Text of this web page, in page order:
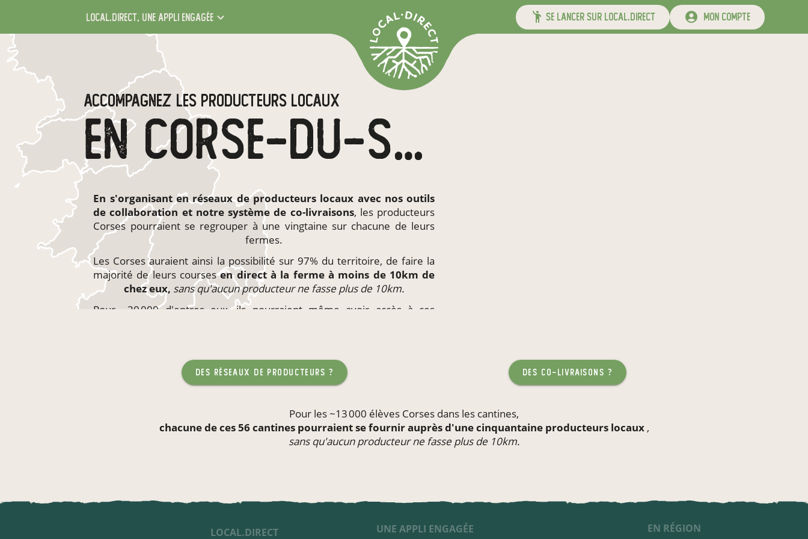
local.direct, une appli engagée se lancer sur local.direct mon compte
ACCOMPAGNEZ LES PRODUCTEURS LOCAUX
EN CORSE-DU-SUD
En s'organisant enréseaux de producteurs locaux avec nos outils
de collaboration et notre système de co-livraisons, les producteurs
Corses pourraient se regrouper à une vingtaine sur chacune de leurs
fermes.
Les Corses auraient ainsi la possibilité sur 97% du territoire, de faire la
majorité de leurs coursesen direct à la ferme à moins de 10km de
chez eux, sans qu'aucun producteur ne fasse plus de 10km.
Pour ~20 000 d'entres eux, ils pourraient même avoir accès à ces
des réseaux de producteurs ? des co-livraisons ?
Pour les ~13 000 élèves Corses dans les cantines,
chacune de ces 56 cantines pourraient se fournir auprès d'une cinquantaine producteurs locaux ,
sans qu'aucun producteur ne fasse plus de 10km.
LOCAL.DIRECT UNE APPLI ENGAGÉE EN RÉGION